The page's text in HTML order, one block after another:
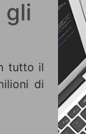
gli
tutto il
di